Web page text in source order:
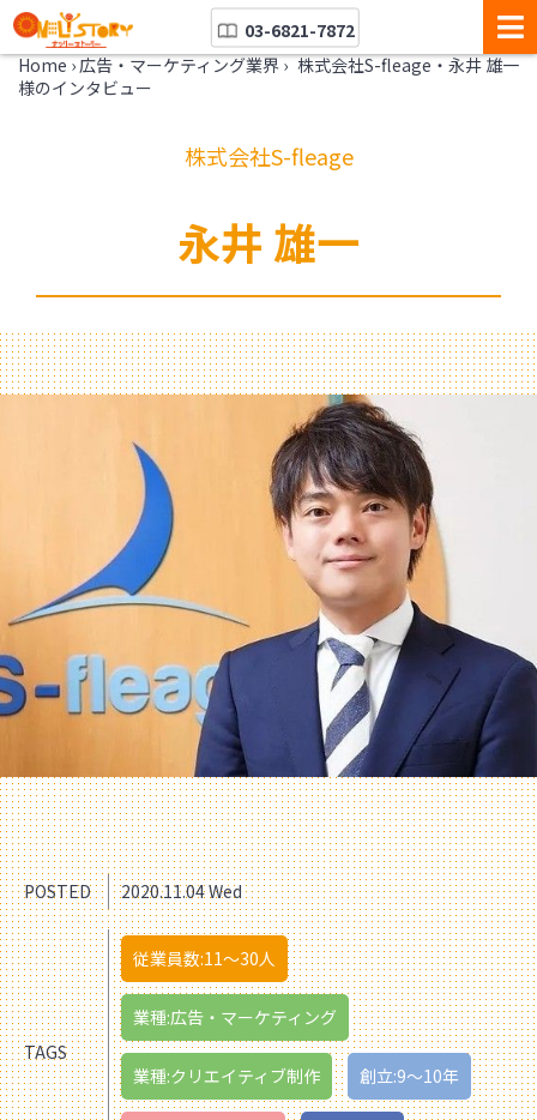
03-6821-7872
Home ›広告・マーケティング業界 › 株式会社S-fleage・永井 雄一
様のインタビュー
株式会社S-fleage
永井 雄一
POSTED 2020.11.04 Wed
TAGS
従業員数:11〜30人
業種:広告・マーケティング
業種:クリエイティブ制作 創立:9〜10年